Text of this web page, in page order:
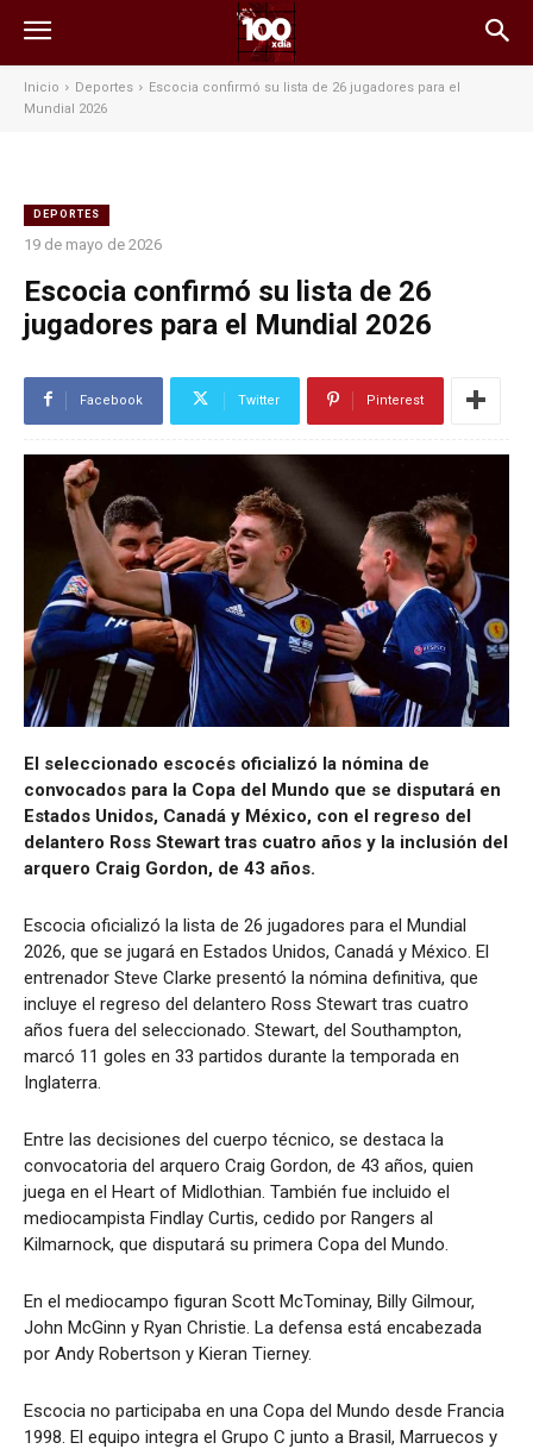
Inicio Deportes
Escocia confirmó su lista de 26 jugadores para el
Mundial 2026
DEPORTES
19 de mayo de 2026
Escocia confirmó su lista de 26
jugadores para el Mundial 2026
Facebook Twitter Pinterest
El seleccionado escocés oficializó la nómina de
convocados para la Copa del Mundo que se disputará en
Estados Unidos, Canadá y México, con el regreso del
delantero Ross Stewart tras cuatro años y la inclusión del
arquero Craig Gordon, de 43 años.
Escocia oficializó la lista de 26 jugadores para el Mundial
2026, que se jugará en Estados Unidos, Canadá y México. El
entrenador Steve Clarke presentó la nómina definitiva, que
incluye el regreso del delantero Ross Stewart tras cuatro
años fuera del seleccionado. Stewart, del Southampton,
marcó 11 goles en 33 partidos durante la temporada en
Inglaterra.
Entre las decisiones del cuerpo técnico, se destaca la
convocatoria del arquero Craig Gordon, de 43 años, quien
juega en el Heart of Midlothian. También fue incluido el
mediocampista Findlay Curtis, cedido por Rangers al
Kilmarnock, que disputará su primera Copa del Mundo.
En el mediocampo figuran Scott McTominay, Billy Gilmour,
John McGinn y Ryan Christie. La defensa está encabezada
por Andy Robertson y Kieran Tierney.
Escocia no participaba en una Copa del Mundo desde Francia
1998. El equipo integra el Grupo C junto a Brasil, Marruecos y